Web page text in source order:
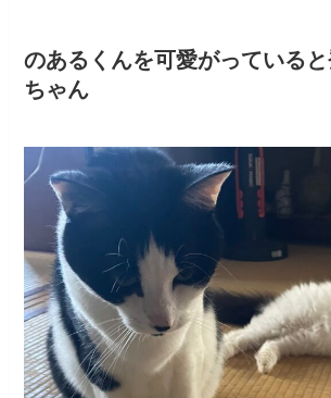
のあるくんを可愛がっていると
ちゃん